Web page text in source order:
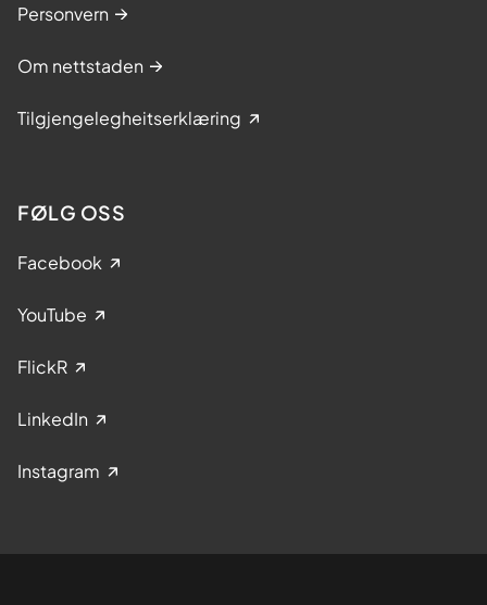
Personvern
Om nettstaden
Tilgjengelegheitserklæring
FØLG OSS
Facebook
YouTube
FlickR
LinkedIn
Instagram